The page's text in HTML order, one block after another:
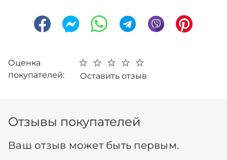
Оценка
покупателей:
Оставить отзыв
Отзывы покупателей
Ваш отзыв может быть первым.